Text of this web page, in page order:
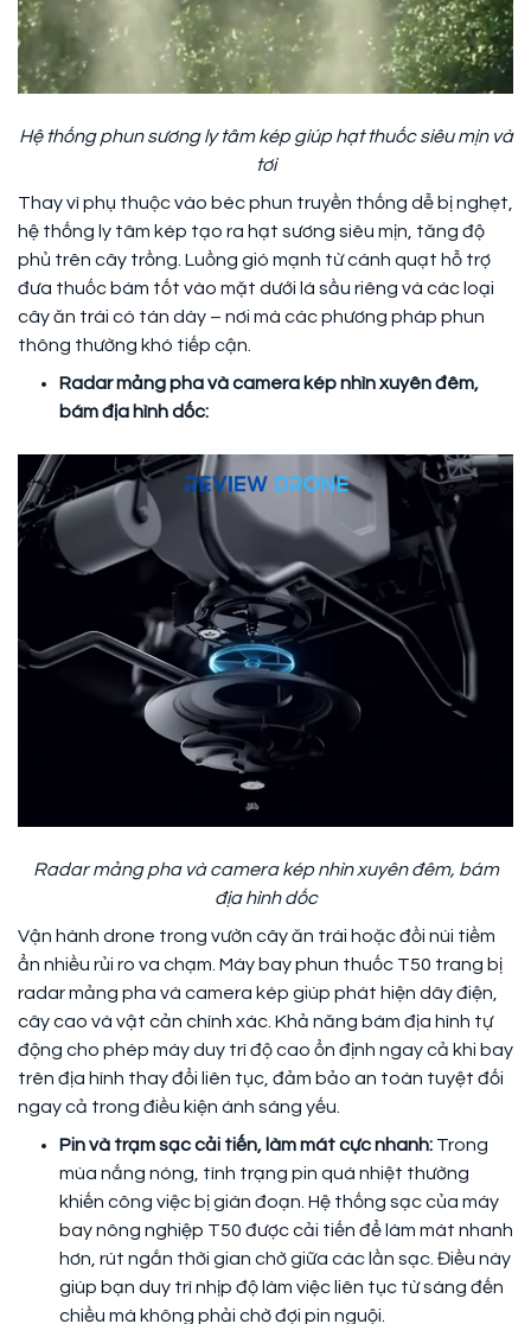
Hệ thống phun sương ly tâm kép giúp hạt thuốc siêu mịn và
tơi
Thay vì phụ thuộc vào béc phun truyền thống dễ bị nghẹt,
hệ thống ly tâm kép tạo ra hạt sương siêu mịn, tăng độ
phủ trên cây trồng. Luồng gió mạnh từ cánh quạt hỗ trợ
đưa thuốc bám tốt vào mặt dưới lá sầu riêng và các loại
cây ăn trái có tán dày – nơi mà các phương pháp phun
thông thường khó tiếp cận.
Radar mảng pha và camera kép nhìn xuyên đêm,
bám địa hình dốc:
Radar mảng pha và camera kép nhìn xuyên đêm, bám
địa hình dốc
Vận hành drone trong vườn cây ăn trái hoặc đồi núi tiềm
ẩn nhiều rủi ro va chạm. Máy bay phun thuốc T50 trang bị
radar mảng pha và camera kép giúp phát hiện dây điện,
cây cao và vật cản chính xác. Khả năng bám địa hình tự
động cho phép máy duy trì độ cao ổn định ngay cả khi bay
trên địa hình thay đổi liên tục, đảm bảo an toàn tuyệt đối
ngay cả trong điều kiện ánh sáng yếu.
Pin và trạm sạc cải tiến, làm mát cực nhanh: Trong
mùa nắng nóng, tình trạng pin quá nhiệt thường
khiến công việc bị gián đoạn. Hệ thống sạc của máy
bay nông nghiệp T50 được cải tiến để làm mát nhanh
hơn, rút ngắn thời gian chờ giữa các lần sạc. Điều này
giúp bạn duy trì nhịp độ làm việc liên tục từ sáng đến
chiều mà không phải chờ đợi pin nguội.